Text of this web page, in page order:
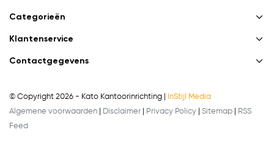
Categorieën
Klantenservice
Contactgegevens
© Copyright 2026 - Kato Kantoorinrichting |
InStijl Media
Algemene voorwaarden
Disclaimer Privacy Policy Sitemap
RSS
Feed